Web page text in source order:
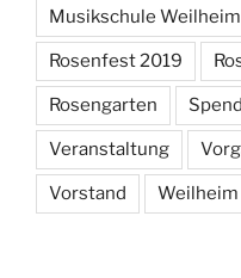
Musikschule Weilheim
Rosenfest 2019
Rosengarten
Veranstaltung
Vorstand Weilheim